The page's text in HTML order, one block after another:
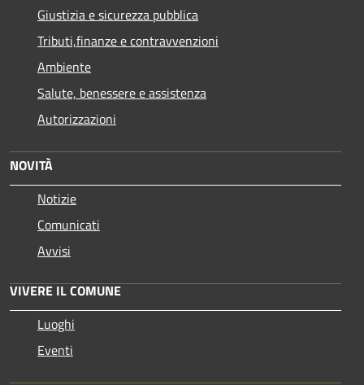
Giustizia e sicurezza pubblica
Tributi,finanze e contravvenzioni
Ambiente
Salute, benessere e assistenza
Autorizzazioni
NOVITÀ
Notizie
Comunicati
Avvisi
VIVERE IL COMUNE
Luoghi
Eventi